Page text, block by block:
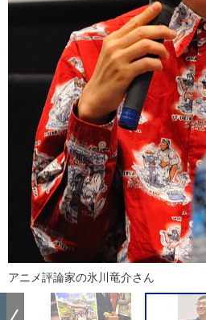
アニメ評論家の氷川竜介さん